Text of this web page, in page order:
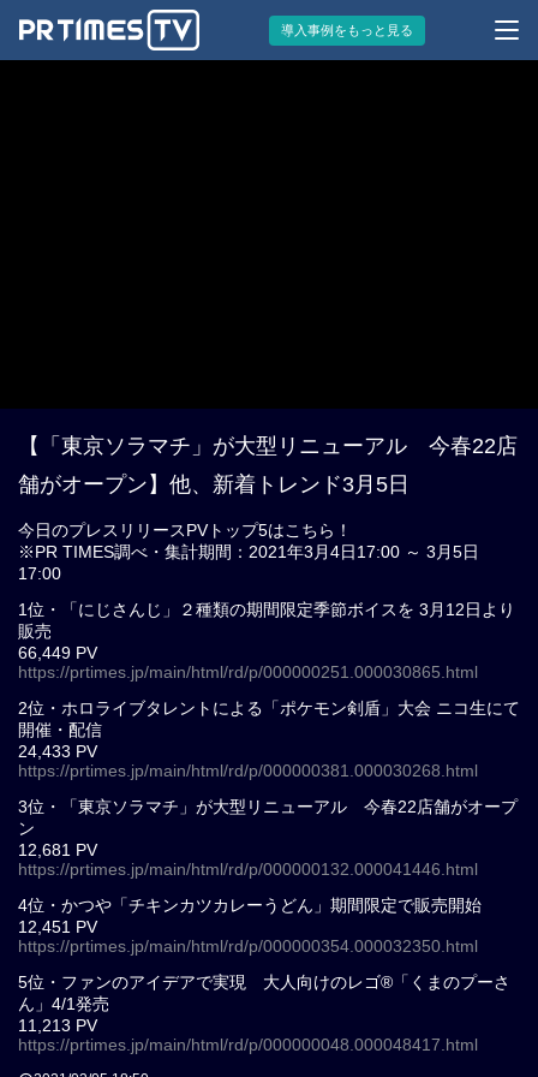
導入事例をもっと見る
【「東京ソラマチ」が大型リニューアル 今春22店
舗がオープン】他、新着トレンド3月5日
今日のプレスリリースPVトップ5はこちら！
※PR TIMES調べ・集計期間：2021年3月4日17:00 ～ 3月5日
17:00
1位・「にじさんじ」２種類の期間限定季節ボイスを 3月12日より
販売
66,449 PV
https://prtimes.jp/main/html/rd/p/000000251.000030865.html
2位・ホロライブタレントによる「ポケモン剣盾」大会 ニコ生にて
開催・配信
24,433 PV
https://prtimes.jp/main/html/rd/p/000000381.000030268.html
3位・「東京ソラマチ」が大型リニューアル 今春22店舗がオープ
ン
12,681 PV
https://prtimes.jp/main/html/rd/p/000000132.000041446.html
4位・かつや「チキンカツカレーうどん」期間限定で販売開始
12,451 PV
https://prtimes.jp/main/html/rd/p/000000354.000032350.html
5位・ファンのアイデアで実現 大人向けのレゴ®「くまのプーさ
ん」4/1発売
11,213 PV
https://prtimes.jp/main/html/rd/p/000000048.000048417.html